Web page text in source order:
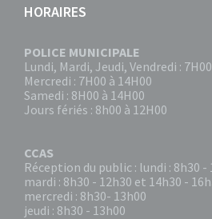
HORAIRES
POLICE MUNICIPALE
Lundi, Mardi, Jeudi, Vendredi :
Mercredi : 7H00 à 14H00
Samedi : 8H00 à 14H00
Jours fériés : 8h00 à 12H00
CCAS
Réception du public : lundi : 8h30 -
mardi : 8h30 - 12h30 et 14h30 -
mercredi : 8h30- 13h00
jeudi : 8h30 - 13h00